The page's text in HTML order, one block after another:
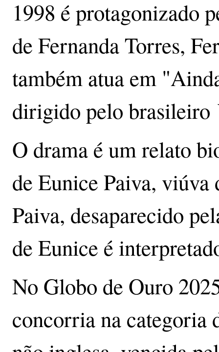
1998 é protagonizado
de Fernanda Torres,
também atua em
dirigido pelo brasileiro
O drama é um relato
de Eunice Paiva, viúva
Paiva, desaparecido
de Eunice é
No Globo de Ouro
concorria na